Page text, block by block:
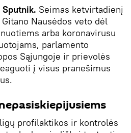
Sputnik. Seimas ketvirtadienį
Nausėdos veto dėl
arba koronavirusu
parlamento
Sąjungoje ir prievolės
į visus pranešimus
profilaktikos ir kontrolės